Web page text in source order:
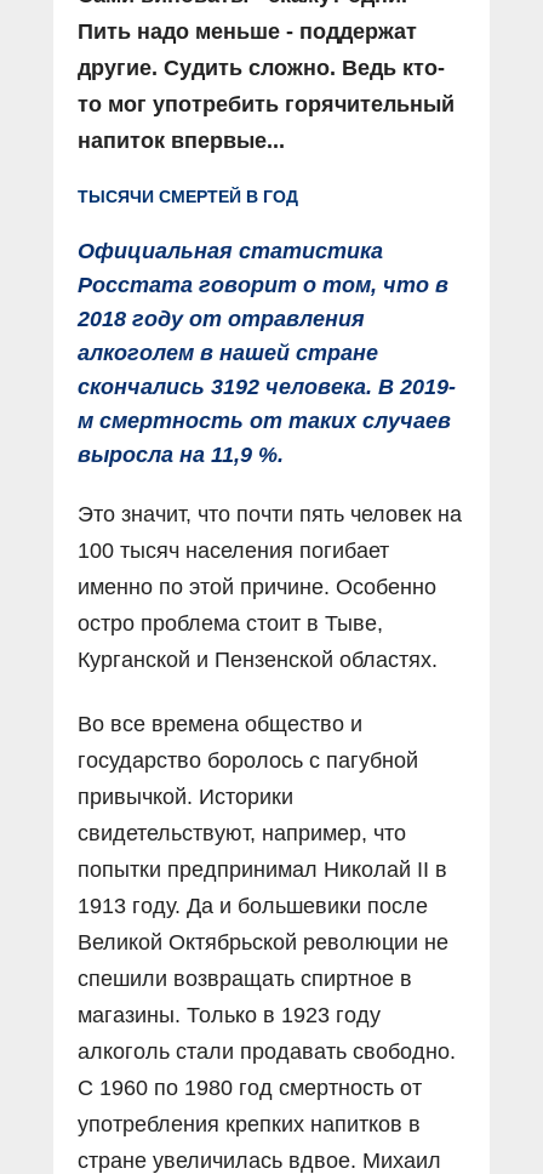
Пить надо меньше - поддержат
другие. Судить сложно. Ведь кто-
то мог употребить горячительный
напиток впервые...
ТЫСЯЧИ СМЕРТЕЙ В ГОД
Официальная статистика
Росстата говорит о том, что в
2018 году от отравления
алкоголем в нашей стране
скончались 3192 человека. В 2019-
м смертность от таких случаев
выросла на 11,9 %.
Это значит, что почти пять человек на
100 тысяч населения погибает
именно по этой причине. Особенно
остро проблема стоит в Тыве,
Курганской и Пензенской областях.
Во все времена общество и
государство боролось с пагубной
привычкой. Историки
свидетельствуют, например, что
попытки предпринимал Николай II в
1913 году. Да и большевики после
Великой Октябрьской революции не
спешили возвращать спиртное в
магазины. Только в 1923 году
алкоголь стали продавать свободно.
С 1960 по 1980 год смертность от
употребления крепких напитков в
стране увеличилась вдвое. Михаил